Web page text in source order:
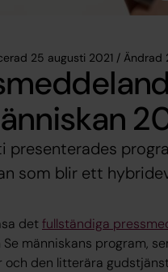
25 augusti 2021 / Ändrad
presenterades
som blir ett
detfullständiga
människans program,
och den litterära